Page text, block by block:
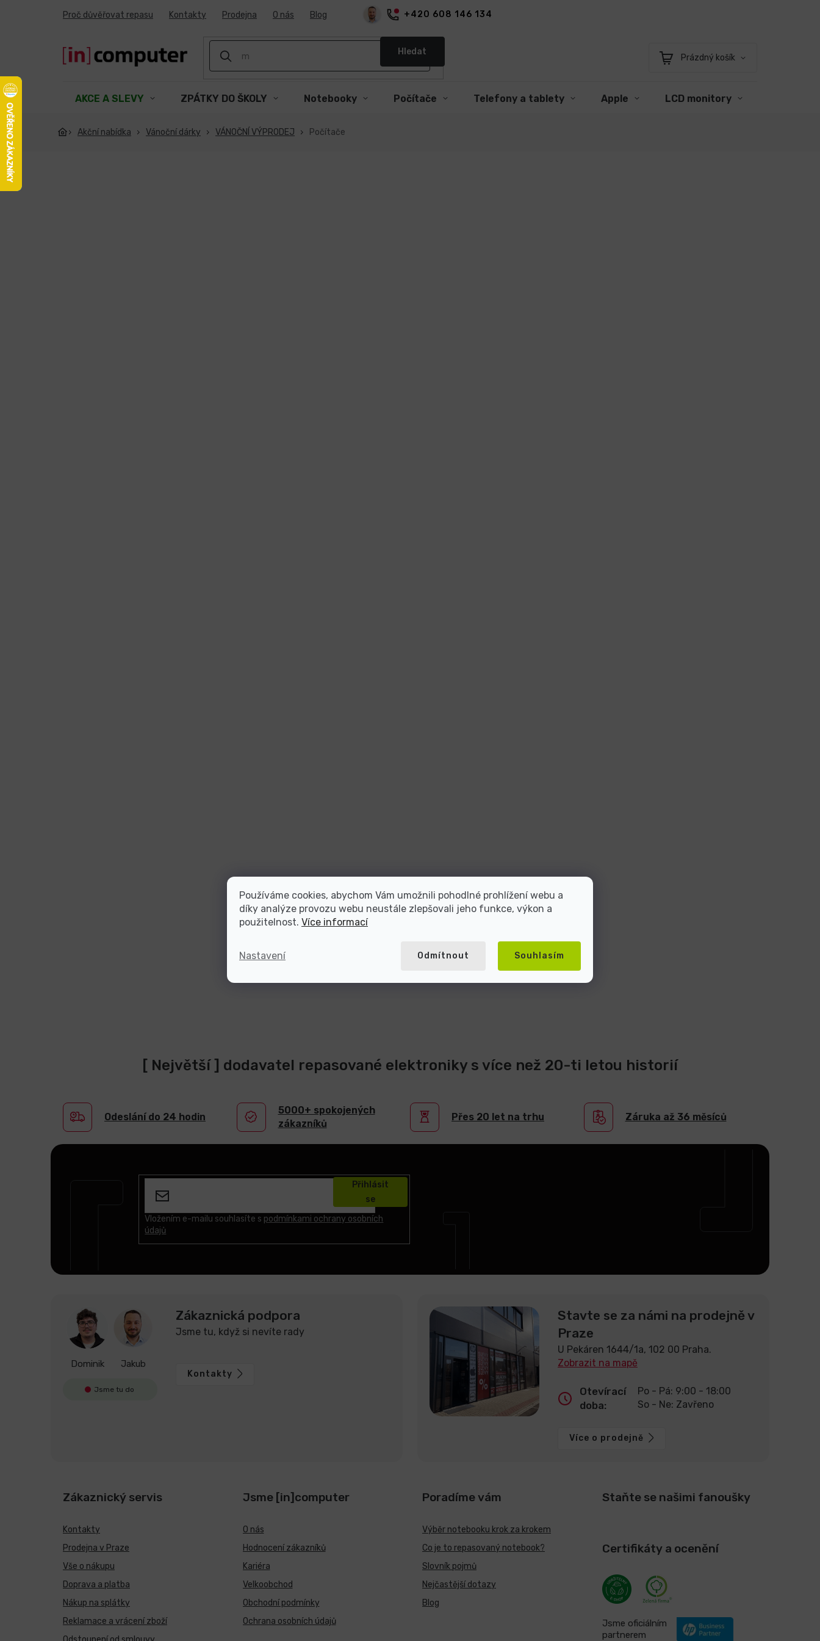
Používáme cookies, abychom Vám umožnili pohodlné prohlížení webu a
díky analýze provozu webu neustále zlepšovali jeho funkce, výkon a
použitelnost. Více informací
Nastavení Odmítnout Souhlasím
+420 608 146 134
Proč důvěřovat repasu Kontakty Prodejna O nás Blog
Hledat
Nákupní
Prázdný košík
AKCE A SLEVY ZPÁTKY DO ŠKOLY Notebooky Počítače Telefony a tablety Apple LCD monitory
Akční nabídka Vánoční dárky VÁNOČNÍ VÝPRODEJ Počítače
[ Největší ] dodavatel repasované elektroniky s více než 20-ti letou historií
Odeslání do 24 hodin
5000+ spokojených
zákazníků
Přes 20 let na trhu Záruka až 36 měsíců
Vložením e-mailu souhlasíte s podmínkami ochrany osobních
údajů
Přihlásit
se
Dominik Jakub
Jsme tu do
Zákaznická podpora
Jsme tu, když si nevíte rady
Kontakty
Stavte se za námi na prodejně v
Praze
U Pekáren 1644/1a, 102 00 Praha.
Zobrazit na mapě
Otevírací
doba:
Po - Pá: 9:00 - 18:00
So - Ne: Zavřeno
Více o prodejně
Zákaznický servis
Kontakty
Prodejna v Praze
Vše o nákupu
Doprava a platba
Nákup na splátky
Reklamace a vrácení zboží
Jsme [in]computer
O nás
Hodnocení zákazníků
Kariéra
Velkoobchod
Obchodní podmínky
Ochrana osobních údajů
Poradíme vám
Výběr notebooku krok za krokem
Co je to repasovaný notebook?
Slovník pojmů
Nejčastější dotazy
Blog
Staňte se našimi fanoušky
Certifikáty a ocenění
Jsme oficiálním
partnerem